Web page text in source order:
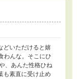
どいただけると嬉
わんな。そこにひ
、あんた性格ひね
も素直に受け止め